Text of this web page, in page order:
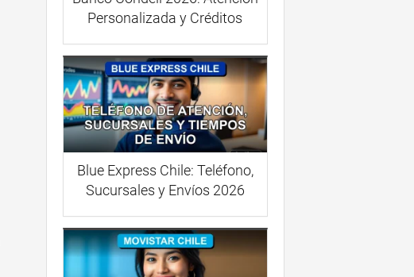
Personalizada y Créditos
Blue Express Chile: Teléfono,
Sucursales y Envíos 2026